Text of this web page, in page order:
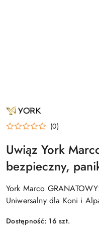
NAZWA
PRODUCENTA:
YORK (0)
Uwiąz York
bezpieczny,
York Marco
Uniwersalny dla Koni i
Dostępność: 16szt.